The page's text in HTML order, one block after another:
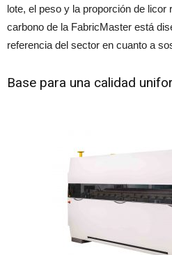
lote, el peso y la proporción de licor
carbono de la FabricMaster está
referencia del sector en cuanto a
Base para una calidad